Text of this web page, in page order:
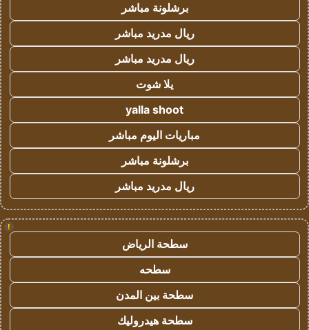
برشلونة مباشر
ريال مدريد مباشر
ريال مدريد مباشر
يلا شوت
yalla shoot
مباريات اليوم مباشر
برشلونة مباشر
ريال مدريد مباشر
!
سطحة الرياض
سطحه
سطحة بين المدن
سطحة هيدروليك